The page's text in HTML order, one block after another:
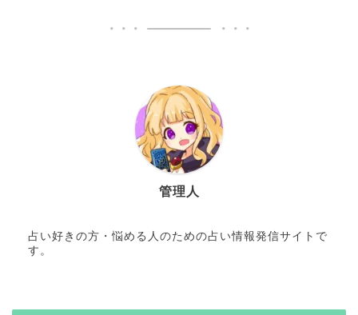
管理人
占い好きの方・悩める人のための占い情報発信サイトで
す。